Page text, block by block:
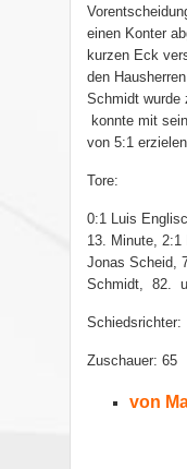
einen Konter
kurzen Eck
den
Schmidt wurde
konnte mit
von 5:1
Tore:
0:1 Luis
13. Minute, 2:1
Jonas Scheid,
Schmidt, 82.
Schiedsrichter:
Zuschauer: 65
von